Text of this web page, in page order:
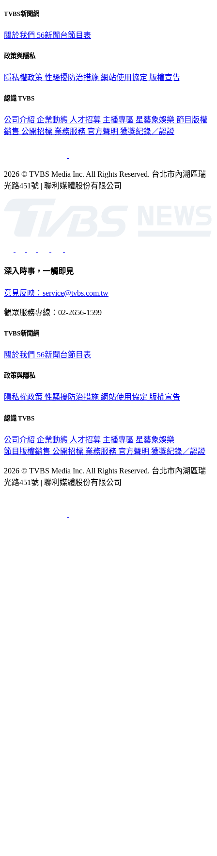
TVBS新聞網
關於我們 56新聞台節目表
政策與隱私
隱私權政策 性騷擾防治措施 網站使用協定 版權宣告
認識 TVBS
公司介紹 企業動態 人才招募 主播專區 星藝象娛樂 節目版權
銷售 公開招標 業務服務 官方聲明 獲獎紀錄／認證
2026 © TVBS Media Inc. All Rights Reserved. 台北市內湖區瑞
光路451號 | 聯利媒體股份有限公司
深入時事，一觸即見
意見反映：service@tvbs.com.tw
觀眾服務專線：02-2656-1599
TVBS新聞網
關於我們 56新聞台節目表
政策與隱私
隱私權政策 性騷擾防治措施 網站使用協定 版權宣告
認識 TVBS
公司介紹 企業動態 人才招募 主播專區 星藝象娛樂
節目版權銷售 公開招標 業務服務 官方聲明 獲獎紀錄／認證
2026 © TVBS Media Inc. All Rights Reserved. 台北市內湖區瑞
光路451號 | 聯利媒體股份有限公司